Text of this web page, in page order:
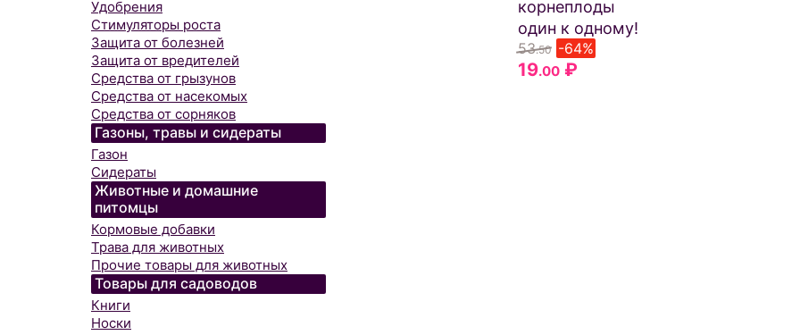
Удобрения
Стимуляторы роста
Защита от болезней
Защита от вредителей
Средства от грызунов
Средства от насекомых
Средства от сорняков
Газоны, травы и сидераты
Газон
Сидераты
Животные и домашние
питомцы
Кормовые добавки
Трава для животных
Прочие товары для животных
Товары для садоводов
Книги
Носки
корнеплоды
один к одному!
53.50 -64%
19.00₽